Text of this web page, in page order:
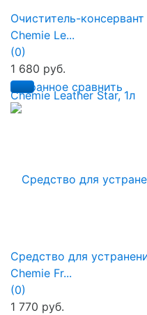
избранное сравнить
Очиститель-
Chemie Le...
(0)
1 680 руб.
Средство для
Chemie Fr...
(0)
1 770 руб.